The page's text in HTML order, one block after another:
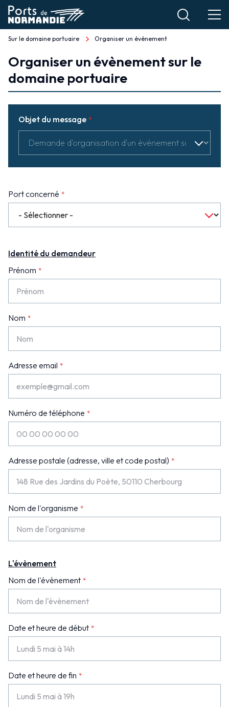
Aller
au
contenu
principal
Fil
d'Ariane
Sur le domaine portuaire Organiser un évènement
Organiser
un
évènement
Organiser un évènement sur le
domaine portuaire
Objet du message
Port concerné
Identité du demandeur
Prénom
Nom
Adresse email
Numéro de téléphone
Adresse postale (adresse, ville et code postal)
Nom de l'organisme
L'évènement
Nom de l'évènement
Date et heure de début
Date et heure de fin